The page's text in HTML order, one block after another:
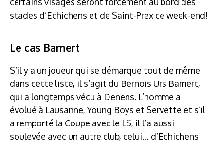
stades d’Echichens et de Saint-Prex ce week-end!
Le cas Bamert
S’il y a un joueur qui se démarque tout de même
dans cette liste, il s’agit du Bernois Urs Bamert,
qui a longtemps vécu à Denens. L’homme a
évolué à Lausanne, Young Boys et Servette et s’il
a remporté la Coupe avec le LS, il l’a aussi
soulevée avec un autre club, celui… d’Echichens